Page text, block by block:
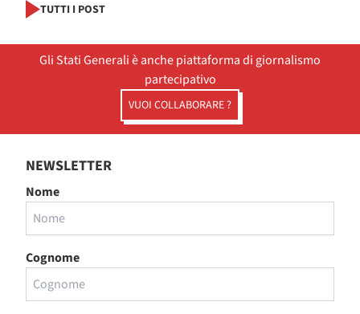
TUTTI I POST
Gli Stati Generali è anche piattaforma di giornalismo
partecipativo
VUOI COLLABORARE ?
NEWSLETTER
Nome
Cognome